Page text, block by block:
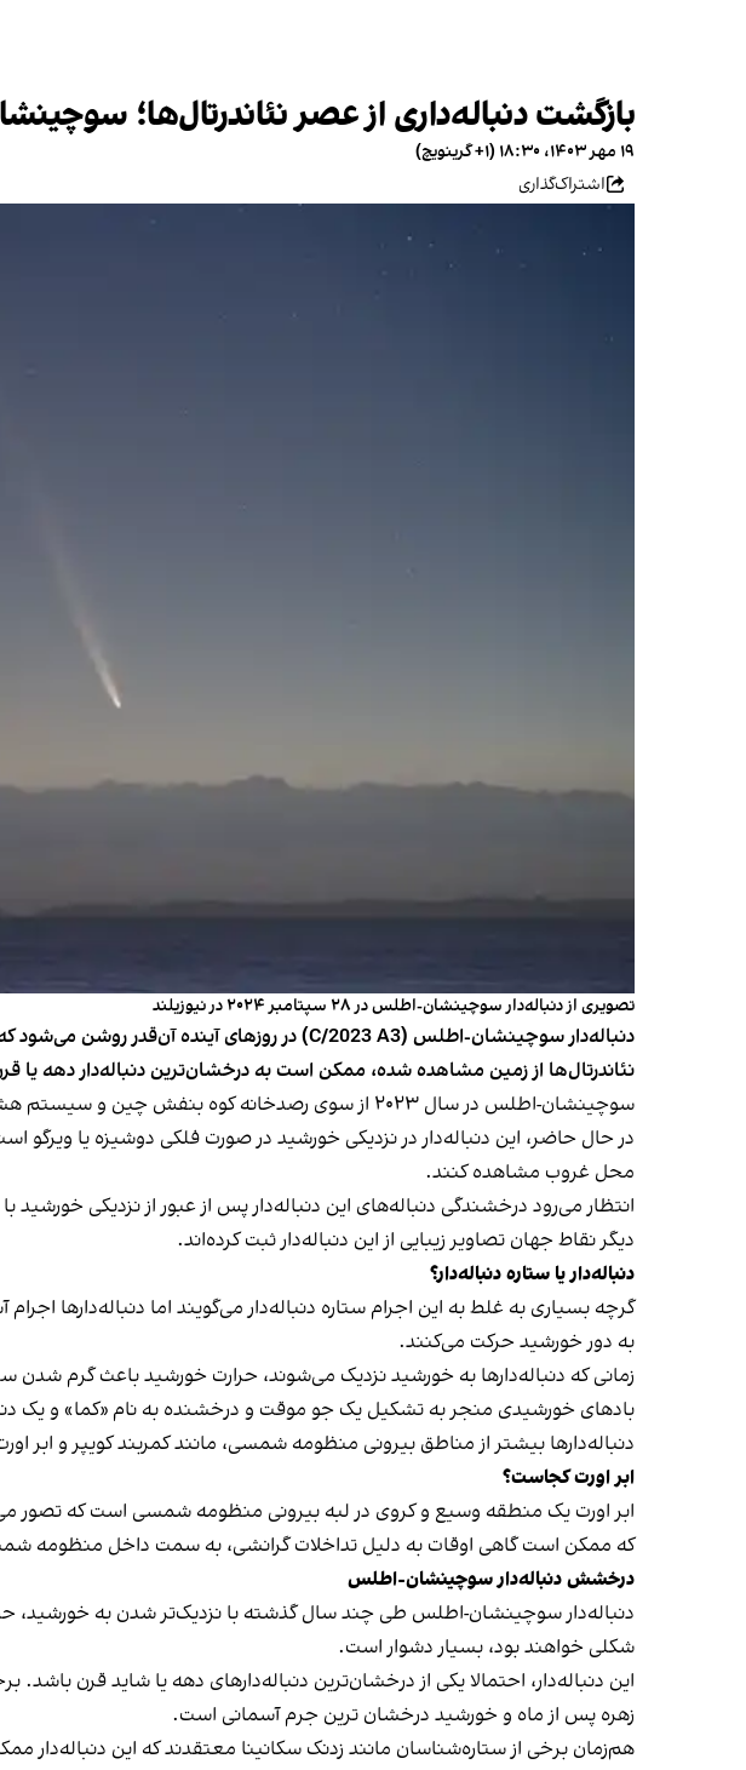
بازگشت دنباله‌داری از عصر نئاندرتال‌ها؛
۱۹ مهر ۱۴۰۳، ۱۸:۳۰ (‎+۱ گرینویچ)
اشتراک‌گذاری
تصویری از دنباله‌دار سوچینشان-اطلس در ۲۸ سپتامبر ۲۰۲۴ در نیوزیلند
نئاندرتال‌ها از زمین مشاهده شده، ممکن است به درخشان‌ترین دنباله‌دار دهه یا
سوچینشان-اطلس در سال ۲۰۲۳ از سوی رصدخانه کوه بنفش چین و سیستم هشدار برخورد سیارک‌ها، «اطلس» کشف شد.
در حال حاضر، این دنباله‌دار در نزدیکی خورشید در صورت فلکی دوشیزه یا ویرگو
محل غروب مشاهده کنند.
انتظار می‌رود درخشندگی دنباله‌های این دنباله‌دار پس از عبور از نزدیکی
دیگر نقاط جهان تصاویر زیبایی از این دنباله‌دار ثبت کرده‌اند.
دنباله‌دار یا ستاره دنباله‌دار؟
گرچه بسیاری به غلط به این اجرام ستاره دنباله‌دار می‌گویند اما دنباله‌دارها
به دور خورشید حرکت می‌کنند.
زمانی که دنباله‌دارها به خورشید نزدیک می‌شوند، حرارت خورشید باعث گرم
بادهای خورشیدی منجر به تشکیل یک جو موقت و درخشنده به نام «کما» و یک
دنباله‌دارها بیشتر از مناطق بیرونی منظومه شمسی، مانند کمربند کویپر و
ابر اورت کجاست؟
ابر اورت یک منطقه وسیع و کروی در لبه بیرونی منظومه شمسی است که تصور
که ممکن است گاهی اوقات به دلیل تداخلات گرانشی، به سمت داخل منظومه
درخشش دنباله‌دار سوچینشان-اطلس
دنباله‌دار سوچینشان-اطلس طی چند سال گذشته با نزدیک‌تر شدن به خورشید،
شکلی خواهند بود، بسیار دشوار است.
این دنباله‌دار، احتمالا یکی از درخشان‌ترین دنباله‌دارهای دهه یا شاید قرن
زهره پس از ماه و خورشید درخشان ترین جرم آسمانی است.
هم‌زمان برخی از ستاره‌شناسان مانند زدنک سکانینا معتقدند که این